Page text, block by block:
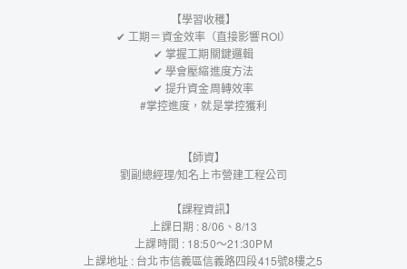
【學習收穫】
✔ 工期＝資金效率（直接影響ROI）
✔ 掌握工期關鍵邏輯
✔ 學會壓縮進度方法
✔ 提升資金周轉效率
#掌控進度，就是掌控獲利
【師資】
劉副總經理/知名上市營建工程公司
【課程資訊】
上課日期 : 8/06、8/13
上課時間 : 18:50～21:30PM
上課地址 : 台北市信義區信義路四段415號8樓之5